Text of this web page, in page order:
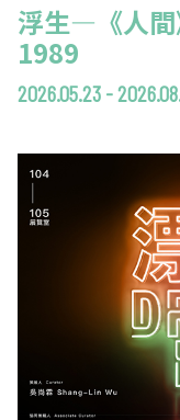
浮生—《人間
1989
2026.05.23 -